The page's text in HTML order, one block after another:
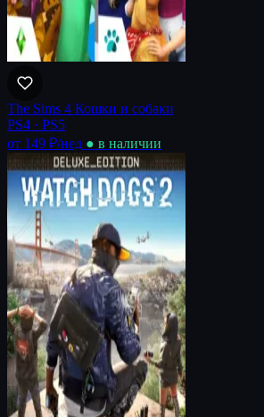
The Sims 4 Кошки и собаки
PS4 · PS5
от 149 ₽/нед ● в наличии